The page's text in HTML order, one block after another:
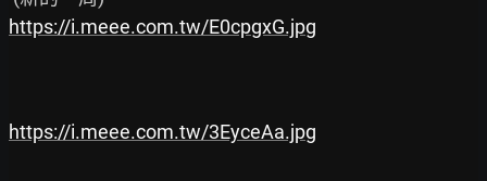
https://i.meee.com.tw/E0cpgxG.jpg
https://i.meee.com.tw/3EyceAa.jpg